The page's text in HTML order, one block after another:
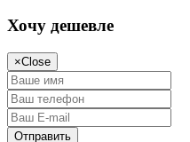
Хочу дешевле
×Close